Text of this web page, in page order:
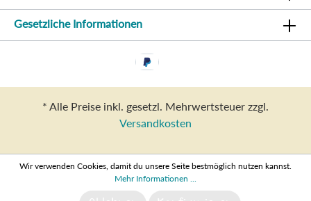
Gesetzliche Informationen
* Alle Preise inkl. gesetzl. Mehrwertsteuer zzgl.
Versandkosten
Wir verwenden Cookies, damit du unsere Seite bestmöglich nutzen kannst.
Mehr Informationen ...